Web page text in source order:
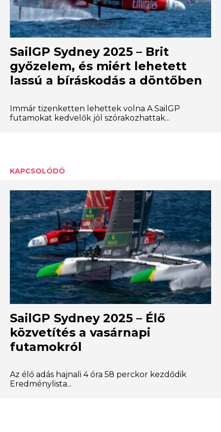
SailGP Sydney 2025 – Brit
győzelem, és miért lehetett
lassú a bíráskodás a döntőben
Immár tizenketten lehettek volna A SailGP
futamokat kedvelők jól szórakozhattak...
KAPCSOLÓDÓ
SailGP Sydney 2025 – Élő
közvetítés a vasárnapi
futamokról
Az élő adás hajnali 4 óra 58 perckor kezdődik
Eredménylista...